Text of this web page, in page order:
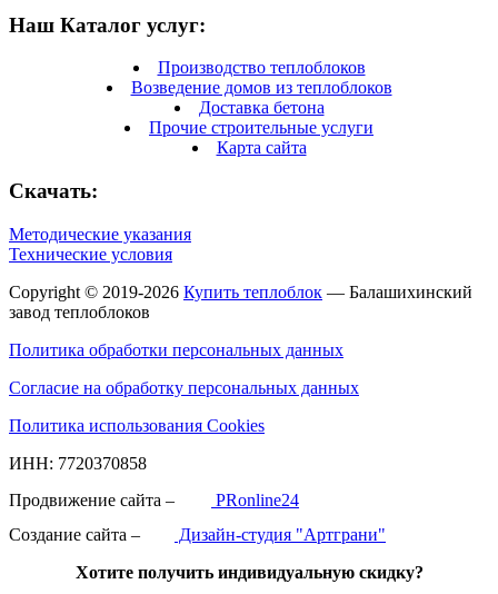
Наш Каталог услуг:
Производство теплоблоков
Возведение домов из теплоблоков
Доставка бетона
Прочие строительные услуги
Карта сайта
Скачать:
Методические указания
Технические условия
Copyright © 2019-2026 Купить теплоблок — Балашихинский
завод теплоблоков
Политика обработки персональных данных
Согласие на обработку персональных данных
Политика использования Cookies
ИНН: 7720370858
Продвижение сайта –
PRonline24
Создание сайта –
Дизайн-студия "Артграни"
Хотите получить индивидуальную скидку?